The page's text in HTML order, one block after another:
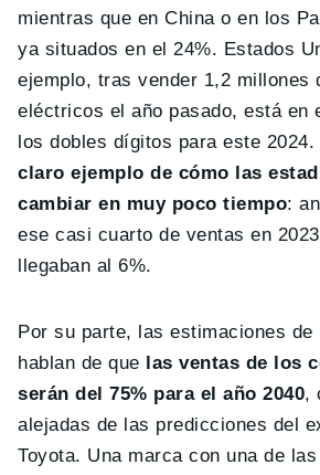
mientras que en China o en los
ya situados en el 24%. Estados
ejemplo, tras vender 1,2 millones
eléctricos el año pasado, está en
los dobles dígitos para este 2024.
claro ejemplo de cómo las
cambiar en muy poco tiempo:
ese casi cuarto de ventas en
llegaban al 6%.
Por su parte, las estimaciones de
hablan de que
las ventas de los
serán del 75% para el año 2040,
alejadas de las predicciones del
Toyota. Una marca con una de